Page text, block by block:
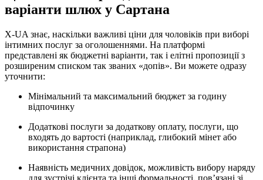
варіанти шлюх у Сартана
X-UA знає, наскільки важливі ціни для чоловіків при виборі
інтимних послуг за оголошеннями. На платформі
представлені як бюджетні варіанти, так і елітні пропозиції з
розширеним списком так званих «допів». Ви можете одразу
уточнити:
Мінімальний та максимальний бюджет за годину
відпочинку
Додаткові послуги за додаткову оплату, послуги, що
входять до вартості (наприклад, глибокий мінет або
використання страпона)
Наявність медичних довідок, можливість вибору наряду
для зустрічі клієнта та інші формальності, пов’язані зі